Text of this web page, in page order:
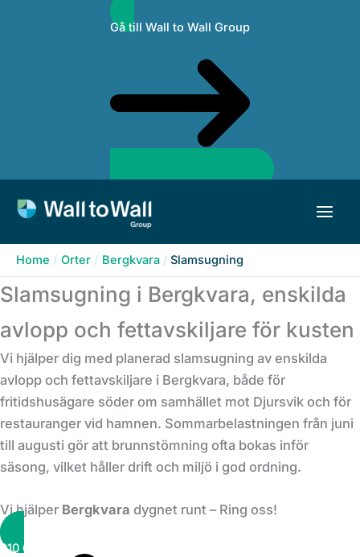
Gå till Wall to Wall Group
Home Orter Bergkvara Slamsugning
Slamsugning i Bergkvara, enskilda
avlopp och fettavskiljare för kusten
Vi hjälper dig med planerad slamsugning av enskilda
avlopp och fettavskiljare i Bergkvara, både för
fritidshusägare söder om samhället mot Djursvik och för
restauranger vid hamnen. Sommarbelastningen från juni
till augusti gör att brunnstömning ofta bokas inför
säsong, vilket håller drift och miljö i god ordning.
Vi hjälper Bergkvara dygnet runt – Ring oss!
010 6000 730